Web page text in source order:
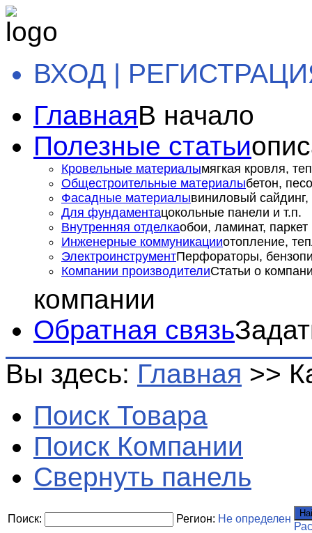
ВХОД |
ГлавнаяВ начало
Полезные статьи
Кровельные материалымягкая кровля,
Общестроительные материалыбетон,
Фасадные материалывиниловый сайдинг,
Для фундаментацокольные панели и т.п.
Внутренняя отделкаобои, ламинат, паркет
Инженерные коммуникацииотопление,
ЭлектроинструментПерфораторы,
Компании производителиСтатьи о
компании
Обратная связь
Вы здесь: Главная >>
Поиск Товара
Поиск Компании
Свернуть панель
Поиск: Регион: Не определен